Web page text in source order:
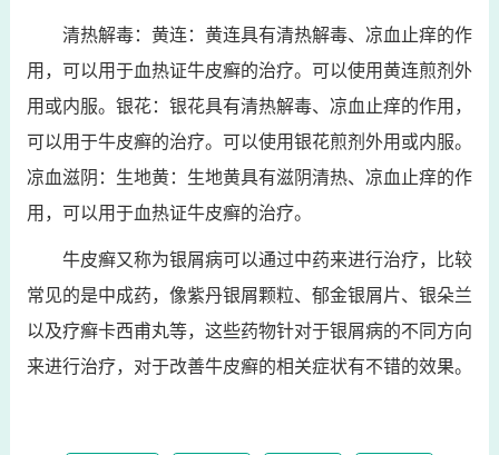
清热解毒：黄连：黄连具有清热解毒、凉血止痒的作
用，可以用于血热证牛皮癣的治疗。可以使用黄连煎剂外
用或内服。银花：银花具有清热解毒、凉血止痒的作用，
可以用于牛皮癣的治疗。可以使用银花煎剂外用或内服。
凉血滋阴：生地黄：生地黄具有滋阴清热、凉血止痒的作
用，可以用于血热证牛皮癣的治疗。
牛皮癣又称为银屑病可以通过中药来进行治疗，比较
常见的是中成药，像紫丹银屑颗粒、郁金银屑片、银朵兰
以及疗癣卡西甫丸等，这些药物针对于银屑病的不同方向
来进行治疗，对于改善牛皮癣的相关症状有不错的效果。